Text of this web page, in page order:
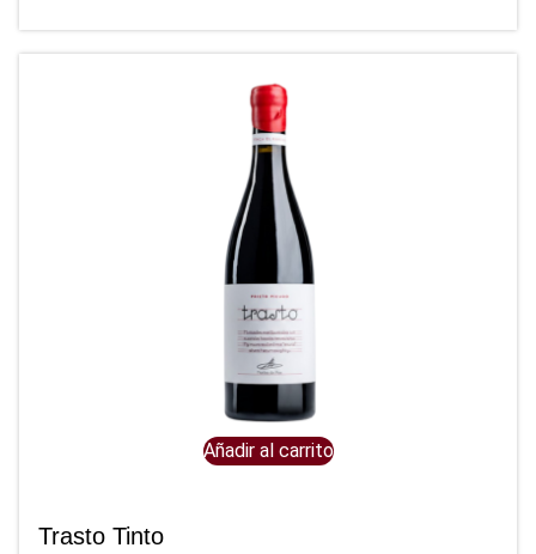
Añadir al carrito
Trasto Tinto